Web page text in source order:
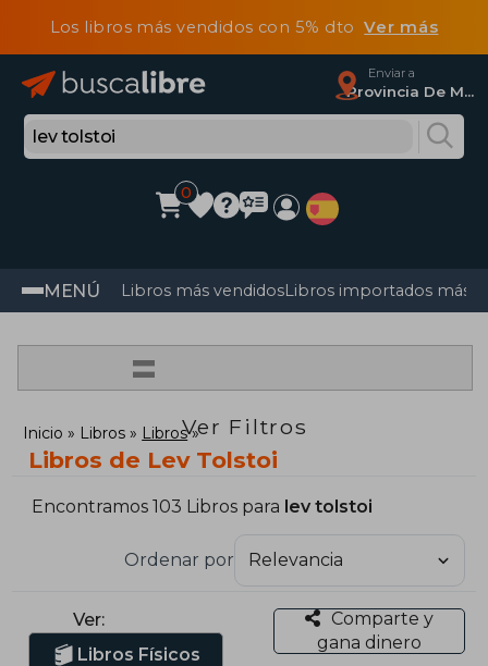
Los libros más vendidos con 5% dtoVer más
Enviar a
Provincia De Madrid
0
MENÚ Libros más vendidosLibros importados más
=
Ver Filtros
Inicio Libros Libros
Libros de Lev Tolstoi
Encontramos 103 Libros para lev tolstoi
Ordenar por
Ver:
Libros Físicos
Comparte y
gana dinero